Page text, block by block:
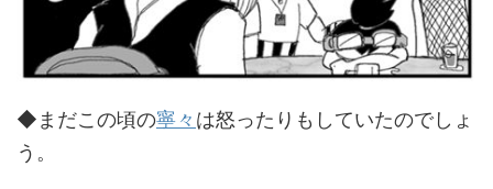
◆まだこの頃の寧々 は怒ったりもしていたのでしょ
う。